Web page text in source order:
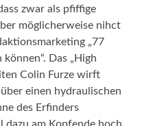
zwar als pfiffige
möglicherweise nihct
„77
Das „High
Colin Furze wirft
einen hydraulischen
des Erfinders
am Kopfende hoch.